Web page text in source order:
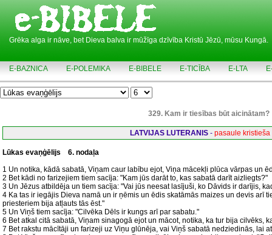
Grēka alga ir nāve, bet Dieva balva ir mūžīga dzīvība Kristū Jēzū, mūsu Kungā.
E-BAZNICA E-POLEMIKA E-BIBELE E-TICĪBA E-LTA
329. Kam ir tiesības būt aicinātam?
LATVIJAS LUTERANIS - pasaule kristieša
Lūkas evaņģēlijs
6. nodaļa
1 Un notika, kādā sabatā, Viņam caur labību ejot, Viņa mācekļi plūca vārpas un
2 Bet kādi no farizejiem tiem sacīja: "Kam jūs darāt to, kas sabatā darīt aizliegts?"
3 Un Jēzus atbildēja un tiem sacīja: "Vai jūs neesat lasījuši, ko Dāvids ir darījis,
4 Ka tas ir iegājis Dieva namā un ir ņēmis un ēdis skatāmās maizes un devis arī
priesteriem bija atļauts tās ēst."
5 Un Viņš tiem sacīja: "Cilvēka Dēls ir kungs arī par sabatu."
6 Bet atkal citā sabatā, Viņam sinagogā ejot un mācot, notika, ka tur bija cilvēks,
7 Bet rakstu mācītāji un farizeji uz Viņu glūnēja, vai Viņš sabatā nedziedinās, lai